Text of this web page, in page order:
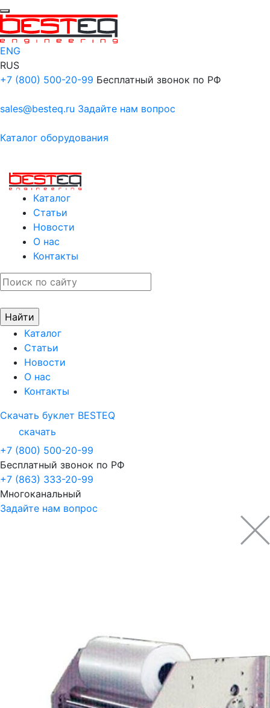
ENG
RUS
+7 (800) 500-20-99 Бесплатный звонок по РФ
sales@besteq.ru Задайте нам вопрос
Каталог оборудования
Каталог
Статьи
Новости
О нас
Контакты
Каталог
Статьи
Новости
О нас
Контакты
Скачать буклет BESTEQ
скачать
+7 (800) 500-20-99
Бесплатный звонок по РФ
+7 (863) 333-20-99
Многоканальный
Задайте нам вопрос